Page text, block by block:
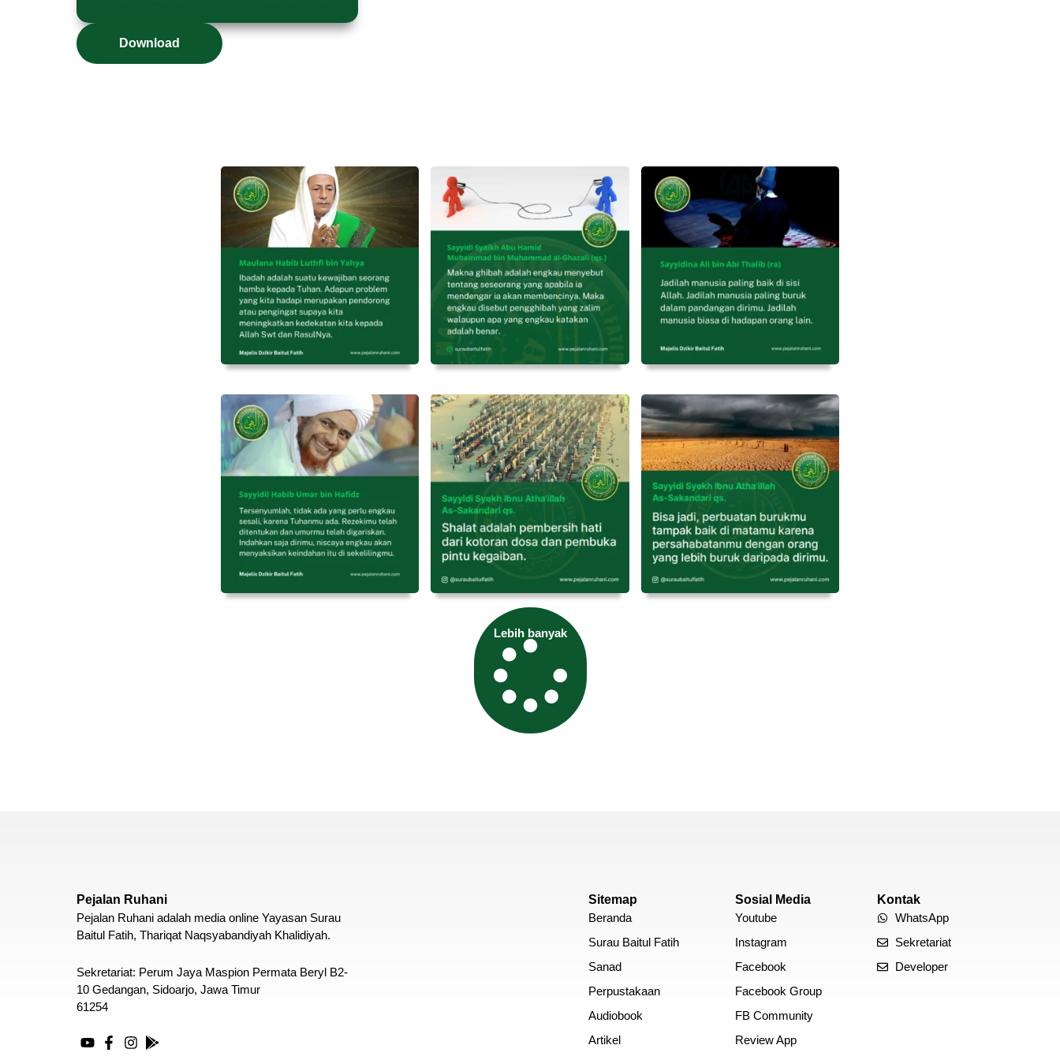
Download
Lebih banyak
Pejalan Ruhani
Pejalan Ruhani adalah media online Yayasan Surau
Baitul Fatih, Thariqat Naqsyabandiyah Khalidiyah.
Sekretariat: Perum Jaya Maspion Permata Beryl B2-
10 Gedangan, Sidoarjo, Jawa Timur
61254
Sitemap
Beranda
Surau Baitul Fatih
Sanad
Perpustakaan
Audiobook
Artikel
Sosial Media
Youtube
Instagram
Facebook
Facebook Group
FB Community
Review App
Kontak
WhatsApp
Sekretariat
Developer